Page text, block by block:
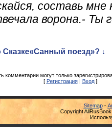
составь мне
ворона.- Ты
поезд»? ↓
комментарии могут только
[ Регистрация| Вход]
Sitemap-
Copyright